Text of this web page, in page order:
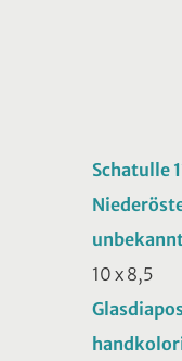
Schatulle
10 x 8,5